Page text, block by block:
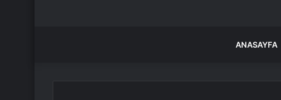
ANASAYFA